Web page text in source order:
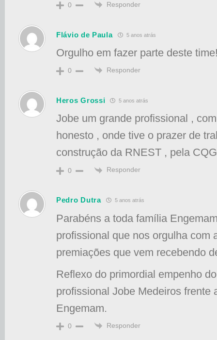
0 Responder
Flávio de Paula 5 anos atrás
Orgulho em fazer parte deste
0 Responder
Heros Grossi 5 anos atrás
Jobe um grande profissional ,
honesto , onde tive o prazer de
construção da RNEST , pela CQG
0 Responder
Pedro Dutra 5 anos atrás
Parabéns a toda família
profissional que nos orgulha com
premiações que vem recebendo
Reflexo do primordial empenho
profissional Jobe Medeiros frente
Engemam.
0 Responder